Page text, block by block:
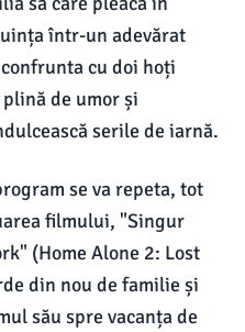
într-un adevărat
cu doi hoți
de umor și
serile de iarnă.
se va repeta, tot
filmului, "Singur
(Home Alone 2: Lost
din nou de familie și
său spre vacanța de